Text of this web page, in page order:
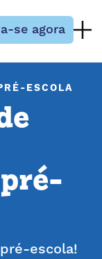
se agora
ESCOLA
escola!